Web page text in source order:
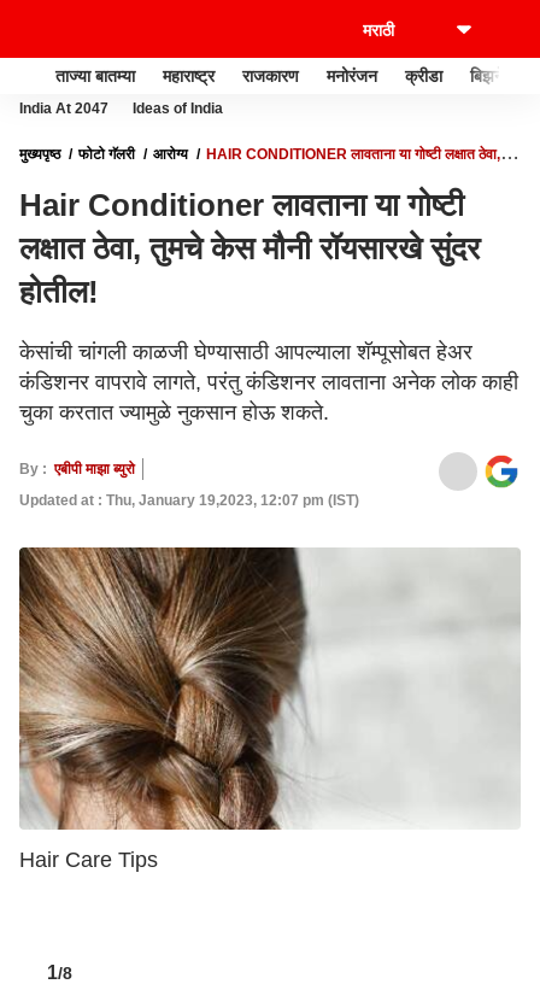
ताज्या बातम्या महाराष्ट्र राजकारण मनोरंजन क्रीडा बिझनेस
India At 2047 Ideas of India
मुख्यपृष्ठ फोटो गॅलरी आरोग्य
HAIR CONDITIONER लावताना या गोष्टी लक्षात ठेवा,
Hair Conditioner लावताना या गोष्टी
लक्षात ठेवा, तुमचे केस मौनी रॉयसारखे सुंदर
होतील!
केसांची चांगली काळजी घेण्यासाठी आपल्याला शॅम्पूसोबत हेअर
कंडिशनर वापरावे लागते, परंतु कंडिशनर लावताना अनेक लोक काही
चुका करतात ज्यामुळे नुकसान होऊ शकते.
By :एबीपी माझा ब्युरो
Updated at : Thu, January 19,2023, 12:07 pm (IST)
Hair Care Tips
1/8